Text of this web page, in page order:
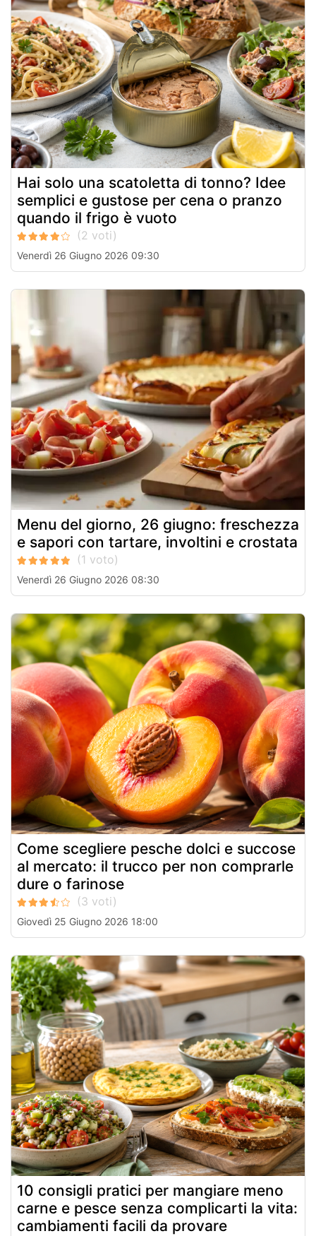
Hai solo una scatoletta di tonno? Idee
semplici e gustose per cena o pranzo
quando il frigo è vuoto
Venerdì 26 Giugno 2026 09:30
Menu del giorno, 26 giugno: freschezza
e sapori con tartare, involtini e crostata
Venerdì 26 Giugno 2026 08:30
Come scegliere pesche dolci e succose
al mercato: il trucco per non comprarle
dure o farinose
Giovedì 25 Giugno 2026 18:00
10 consigli pratici per mangiare meno
carne e pesce senza complicarti la vita:
cambiamenti facili da provare